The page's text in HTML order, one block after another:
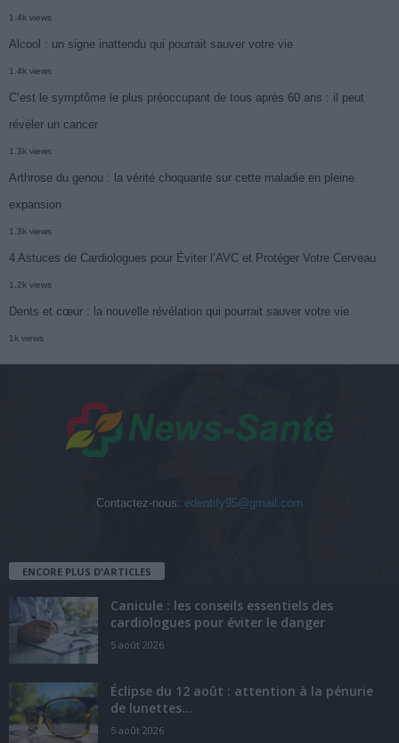
1.4k views
Alcool : un signe inattendu qui pourrait sauver votre vie
1.4k views
C’est le symptôme le plus préoccupant de tous après 60 ans : il peut
révéler un cancer
1.3k views
Arthrose du genou : la vérité choquante sur cette maladie en pleine
expansion
1.3k views
4 Astuces de Cardiologues pour Éviter l’AVC et Protéger Votre Cerveau
1.2k views
Dents et cœur : la nouvelle révélation qui pourrait sauver votre vie
1k views
Contactez-nous: edentify95@gmail.com
ENCORE PLUS D'ARTICLES
Canicule : les conseils essentiels des
cardiologues pour éviter le danger
5 août 2026
Éclipse du 12 août : attention à la pénurie
de lunettes...
5 août 2026